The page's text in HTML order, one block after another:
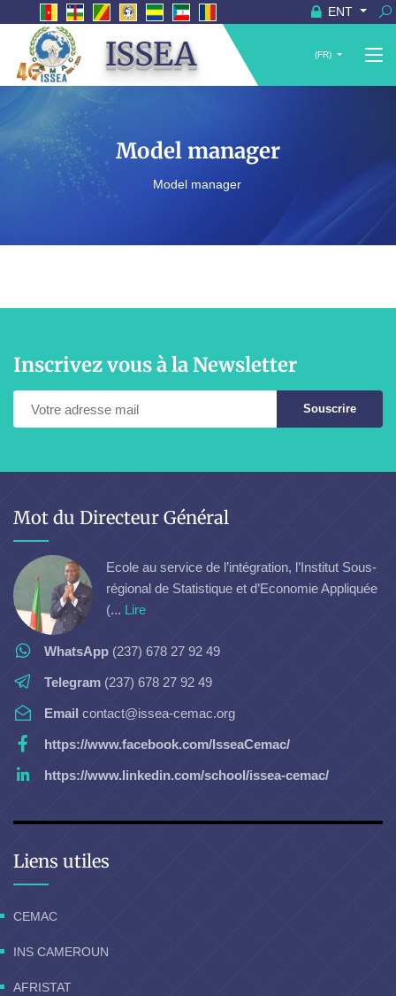
ENT
ISSEA (FR)
Model manager
Model manager
Inscrivez vous à la Newsletter
Souscrire
Mot du Directeur Général
Ecole au service de l’intégration, l’Institut Sous-
régional de Statistique et d’Economie Appliquée
(... Lire
WhatsApp (237) 678 27 92 49
Telegram (237) 678 27 92 49
Email contact@issea-cemac.org
https://www.facebook.com/IsseaCemac/
https://www.linkedin.com/school/issea-cemac/
Liens utiles
CEMAC
INS CAMEROUN
AFRISTAT